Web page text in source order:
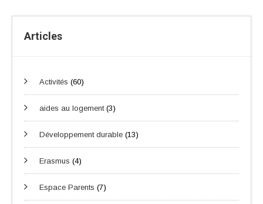
Articles
Activités (60)
aides au logement(3)
Développement durable (13)
Erasmus (4)
Espace Parents (7)